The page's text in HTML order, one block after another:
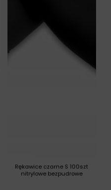
Rękawice czarne S 100szt
nitrylowe bezpudrowe